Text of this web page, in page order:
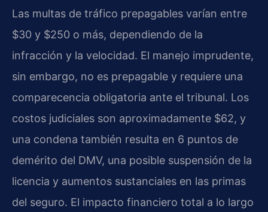
Las multas de tráfico prepagables varían entre
$30 y $250 o más, dependiendo de la
infracción y la velocidad. El manejo imprudente,
sin embargo, no es prepagable y requiere una
comparecencia obligatoria ante el tribunal. Los
costos judiciales son aproximadamente $62, y
una condena también resulta en 6 puntos de
demérito del DMV, una posible suspensión de la
licencia y aumentos sustanciales en las primas
del seguro. El impacto financiero total a lo largo